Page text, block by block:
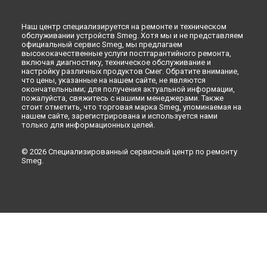
Наш центр специализируется на ремонте и техническом
обслуживании устройств Smeg. Хотя мы и не представляем
официальный сервис Smeg, мы предлагаем
высококачественные услуги постгарантийного ремонта,
включая диагностику, техническое обслуживание и
настройку различных продуктов Смег. Обратите внимание,
что цены, указанные на нашем сайте, не являются
окончательными; для получения актуальной информации,
пожалуйста, свяжитесь с нашими менеджерами. Также
стоит отметить, что торговая марка Smeg, упоминаемая на
нашем сайте, зарегистрирована и используется нами
только для информационных целей.
© 2026 Специализированный сервисный центр по ремонту
Smeg.